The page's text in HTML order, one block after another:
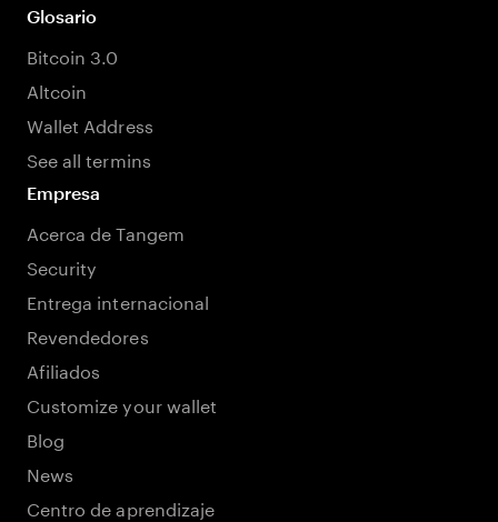
Glosario
Bitcoin 3.0
Altcoin
Wallet Address
See all termins
Empresa
Acerca de Tangem
Security
Entrega internacional
Revendedores
Afiliados
Customize your wallet
Blog
News
Centro de aprendizaje